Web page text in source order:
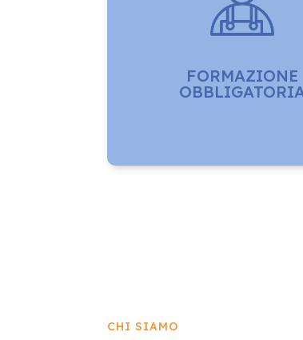
FORMAZIONE
CHI SIAMO